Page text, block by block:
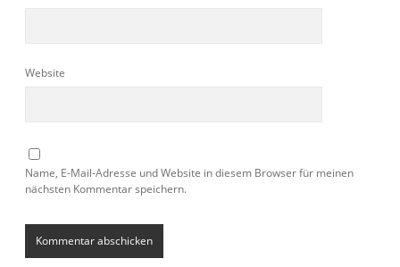
Website
Name, E-Mail-Adresse und Website in diesem Browser für meinen
nächsten Kommentar speichern.